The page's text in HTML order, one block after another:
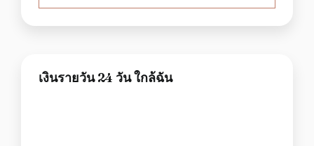
เงินรายวัน 24 วัน ใกล้ฉัน